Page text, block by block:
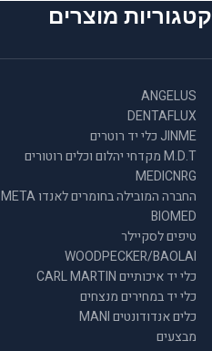
קטגוריות מוצרים
ANGELUS
DENTAFLUX
JINME כלי יד רוטרים
M.D.T מקדחי יהלום וכלים רוטורים
MEDICNRG
החברה המובילה בחומרים לאנדו META
BIOMED
טיפים לסקיילר
WOODPECKER/BAOLAI
כלי יד איכותיים CARL MARTIN
כלי יד במחירים מנצחים
כלים אנדודונטים MANI
מבצעים